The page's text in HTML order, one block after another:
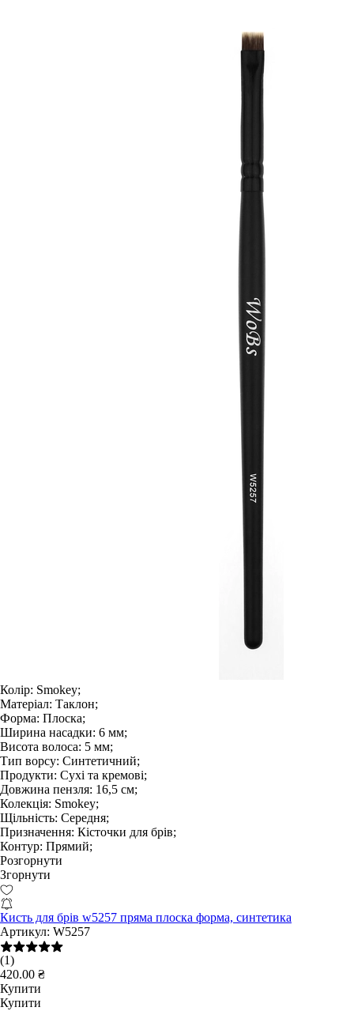
Колір: Smokey;
Матеріал: Таклон;
Форма: Плоска;
Ширина насадки: 6 мм;
Висота волоса: 5 мм;
Тип ворсу: Синтетичний;
Продукти: Сухі та кремові;
Довжина пензля: 16,5 см;
Колекція: Smokey;
Щільність: Середня;
Призначення: Кісточки для брів;
Контур: Прямий;
Розгорнути
Згорнути
Кисть для брів w5257 пряма плоска форма, синтетика
Артикул: W5257
(1)
420.00 ₴
Купити
Купити